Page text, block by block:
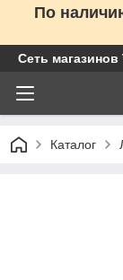
По
Сеть
Каталог